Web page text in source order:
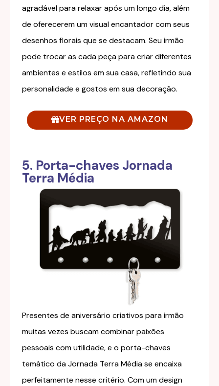
agradável para relaxar após um longo dia, além
de oferecerem um visual encantador com seus
desenhos florais que se destacam. Seu irmão
pode trocar as cada peça para criar diferentes
ambientes e estilos em sua casa, refletindo sua
personalidade e gostos em sua decoração.
VER PREÇO NA AMAZON
5. Porta-chaves Jornada
Terra Média
Presentes de aniversário criativos para irmão
muitas vezes buscam combinar paixões
pessoais com utilidade, e o porta-chaves
temático da Jornada Terra Média se encaixa
perfeitamente nesse critério. Com um design